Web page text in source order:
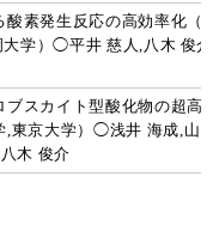
素発生反応の高効率化（
学）◯平井 慈人,八木 俊介
スカイト型酸化物の超高
,東京大学）◯浅井 海成,山
木 俊介